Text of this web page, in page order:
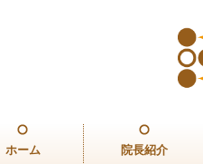
ホーム 院長紹介